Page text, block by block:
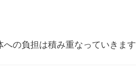
の負担は積み重なっていきます